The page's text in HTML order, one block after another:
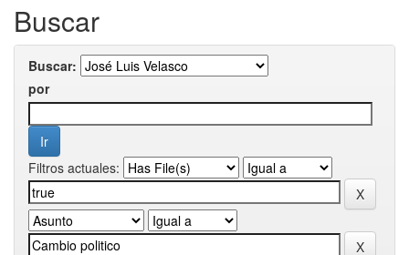
Buscar
Buscar:
por
Filtros actuales: